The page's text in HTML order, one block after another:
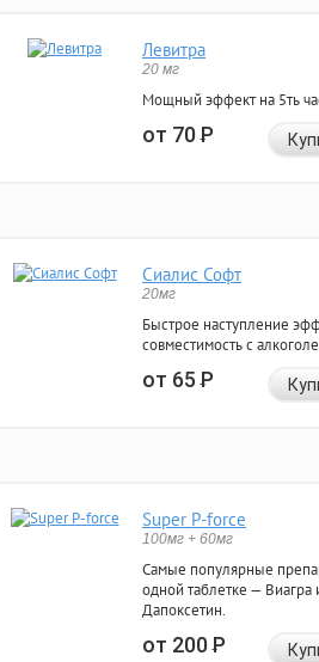
Левитра
20 мг
Мощный эффект на 5ть
от 70Р
Сиалис Софт
20мг
Быстрое наступление
совместимость с
от 65Р
Super P-force
100мг + 60мг
Самые популярные
одной таблетке — Виагра
Дапоксетин.
от 200Р